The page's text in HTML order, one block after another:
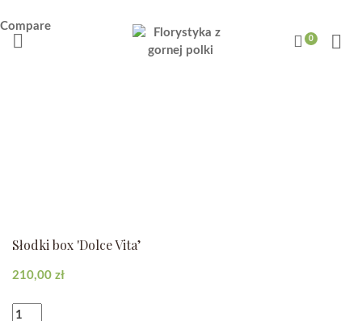
Słodki box 'Dolce Vita’
210,00 zł
Słodki
Compare